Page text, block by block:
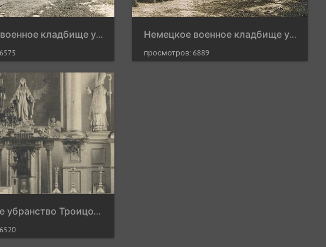
Немецкое военное кладбище у Троицого костёла Немецкое военное кладбище у Троицого костёла
просмотров: 6889
Внутреннее убранство Троицого костёла, 1916 г.